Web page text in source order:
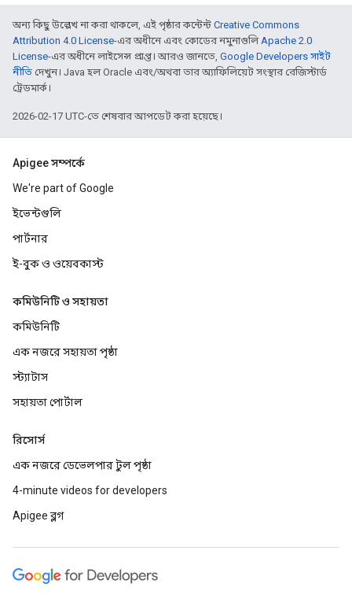
অন্য কিছু উল্লেখ না করা থাকলে, এই পৃষ্ঠার কন্টেন্ট Creative Commons
Attribution 4.0 License-এর অধীনে এবং কোডের নমুনাগুলিApache 2.0
License-এর অধীনে লাইসেন্স প্রাপ্ত। আরও জানতে, Google Developers সাইট
নীতি দেখুন। Java হল Oracle এবং/অথবা তার অ্যাফিলিয়েট সংস্থার রেজিস্টার্ড
ট্রেডমার্ক।
2026-02-17 UTC-তে শেষবার আপডেট করা হয়েছে।
Apigee সম্পর্কে
We're part of Google
ইভেন্টগুলি
পার্টনার
ই-বুক ও ওয়েবকাস্ট
কমিউনিটি ও সহায়তা
কমিউনিটি
এক নজরে সহায়তা পৃষ্ঠা
স্ট্যাটাস
সহায়তা পোর্টাল
রিসোর্স
এক নজরে ডেভেলপার টুল পৃষ্ঠা
4-minute videos for developers
Apigee ব্লগ